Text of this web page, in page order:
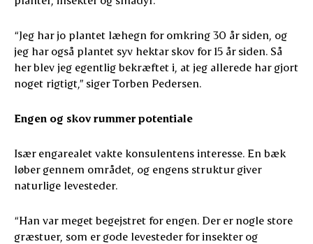
“Jeg har jo plantet læhegn for omkring 30 år siden, og
jeg har også plantet syv hektar skov for 15 år siden. Så
her blev jeg egentlig bekræftet i, at jeg allerede har gjort
noget rigtigt,” siger Torben Pedersen.
Engen og skov rummer potentiale
Især engarealet vakte konsulentens interesse. En bæk
løber gennem området, og engens struktur giver
naturlige levesteder.
“Han var meget begejstret for engen. Der er nogle store
græstuer, som er gode levesteder for insekter og